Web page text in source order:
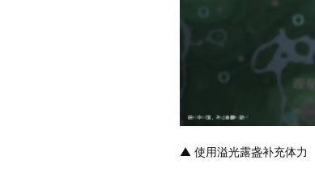
▲ 使用溢光露盏补充体力